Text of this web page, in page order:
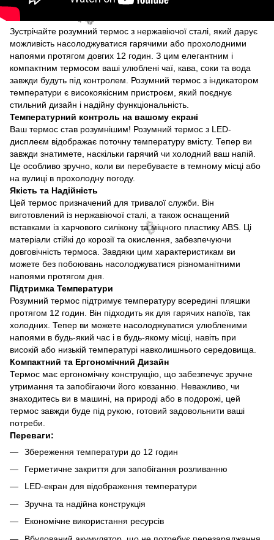
Зустрічайте розумний термос з нержавіючої сталі, який дарує
можливість насолоджуватися гарячими або прохолодними
напоями протягом довгих 12 годин. З цим елегантним і
компактним термосом ваші улюблені чаї, кава, соки та вода
завжди будуть під контролем. Розумний термос з індикатором
температури є високоякісним пристроєм, який поєднує
стильний дизайн і надійну функціональність.
Температурний контроль на вашому екрані
Ваш термос став розумнішим! Розумний термос з LED-
дисплеєм відображає поточну температуру вмісту. Тепер ви
завжди знатимете, наскільки гарячий чи холодний ваш напій.
Це особливо зручно, коли ви перебуваєте в темному місці або
на вулиці в прохолодну погоду.
Якість та Надійність
Цей термос призначений для тривалої служби. Він
виготовлений із нержавіючої сталі, а також оснащений
вставками із харчового силікону та міцного пластику ABS. Ці
матеріали стійкі до корозії та окислення, забезпечуючи
довговічність термоса. Завдяки цим характеристикам ви
можете без побоювань насолоджуватися різноманітними
напоями протягом дня.
Підтримка Температури
Розумний термос підтримує температуру всередині пляшки
протягом 12 годин. Він підходить як для гарячих напоїв, так
холодних. Тепер ви можете насолоджуватися улюбленими
напоями в будь-який час і в будь-якому місці, навіть при
високій або низькій температурі навколишнього середовища.
Компактний та Ергономічний Дизайн
Термос має ергономічну конструкцію, що забезпечує зручне
утримання та запобігаючи його ковзанню. Неважливо, чи
знаходитесь ви в машині, на природі або в подорожі, цей
термос завжди буде під рукою, готовий задовольнити ваші
потреби.
Переваги:
Збереження температури до 12 годин
Герметичне закриття для запобігання розливанню
LED-екран для відображення температури
Зручна та надійна конструкція
Економічне використання ресурсів
🌹
🌹